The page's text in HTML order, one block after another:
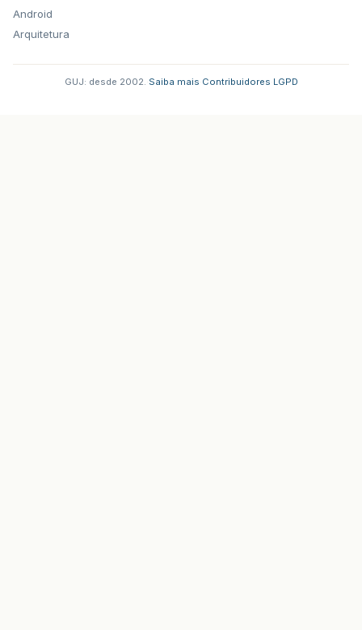
Android
Arquitetura
GUJ: desde 2002. Saiba mais Contribuidores LGPD